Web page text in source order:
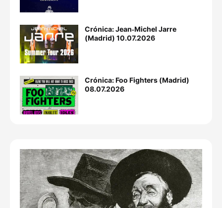
Crónica: Jean‐Michel Jarre
(Madrid) 10.07.2026
Crónica: Foo Fighters (Madrid)
08.07.2026